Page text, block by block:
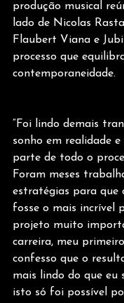
produção musical
lado de Nicolas
Flaubert Viana e
processo que
contemporaneidade.
“Foi lindo demais
sonho em realidade
parte de todo o
Foram meses
estratégias para que
fosse o mais incrível
projeto muito
carreira, meu
confesso que o
mais lindo do que eu
isto só foi possível